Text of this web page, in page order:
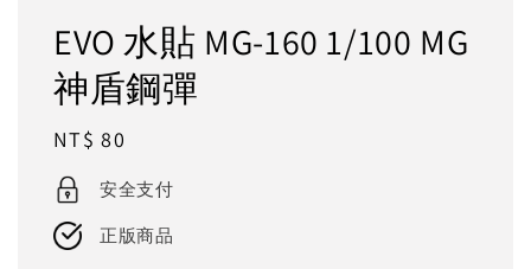
EVO 水貼 MG-160 1/100 MG
神盾鋼彈
Regular
price
NT$ 80
安全支付
正版商品